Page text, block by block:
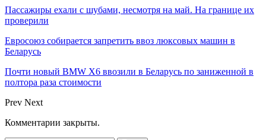
Пассажиры ехали с шубами, несмотря на май. На границе их
проверили
Евросоюз собирается запретить ввоз люксовых машин в
Беларусь
Почти новый BMW X6 ввозили в Беларусь по заниженной в
полтора раза стоимости
Prev Next
Комментарии закрыты.